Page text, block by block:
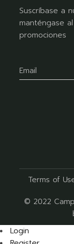
Suscríbase a
manténgase
promociones
Terms of
© 2022
Login